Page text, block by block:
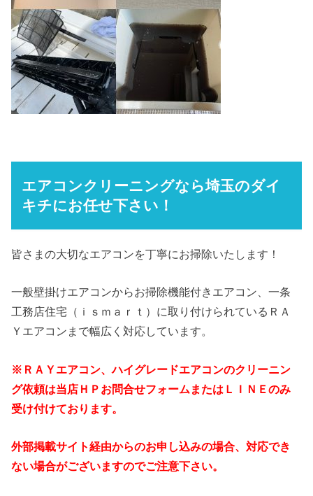
エアコンクリーニングなら埼玉のダイ
キチにお任せ下さい！
皆さまの大切なエアコンを丁寧にお掃除いたします！
一般壁掛けエアコンからお掃除機能付きエアコン、一条
工務店住宅（ｉｓｍａｒｔ）に取り付けられているＲＡ
Ｙエアコンまで幅広く対応しています。
※ＲＡＹエアコン、ハイグレードエアコンのクリーニン
グ依頼は当店ＨＰお問合せフォームまたはＬＩＮＥのみ
受け付けております。
外部掲載サイト経由からのお申し込みの場合、対応でき
ない場合がございますのでご注意下さい。